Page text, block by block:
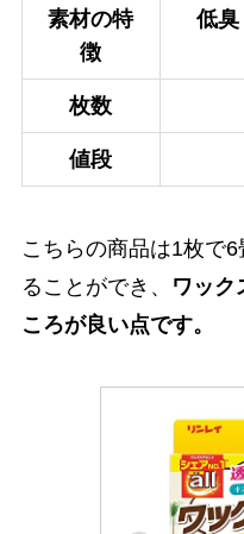
素材の特
徴
低臭
枚数
値段
こちらの商品は1枚で
ることができ、
ワック
ころが良い点です。